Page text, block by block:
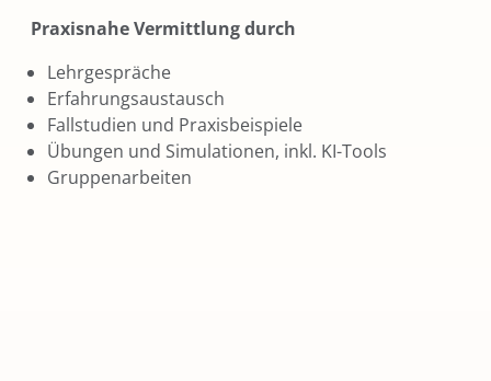
Praxisnahe Vermittlung durch
Lehrgespräche
Erfahrungsaustausch
Fallstudien und Praxisbeispiele
Übungen und Simulationen, inkl. KI-Tools
Gruppenarbeiten